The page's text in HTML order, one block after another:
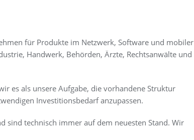
für Produkte im Netzwerk, Software und mobiler
Handwerk, Behörden, Ärzte, Rechtsanwälte und
es als unsere Aufgabe, die vorhandene Struktur
Investitionsbedarf anzupassen.
sind technisch immer auf dem neuesten Stand. Wir